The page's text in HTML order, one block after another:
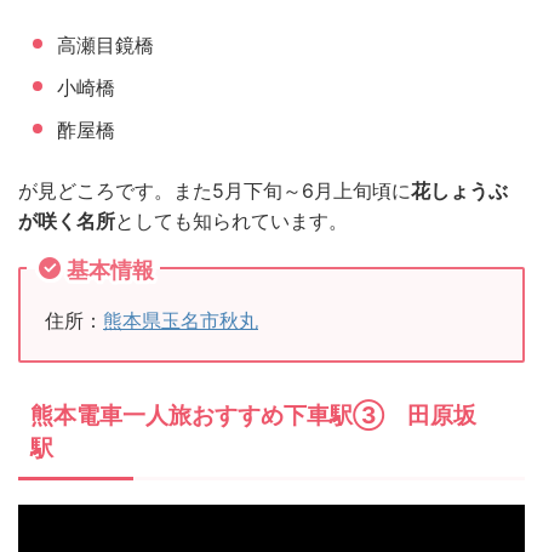
高瀬目鏡橋
小崎橋
酢屋橋
が見どころです。また5月下旬～6月上旬頃に花しょうぶ
が咲く名所としても知られています。
基本情報
住所： 熊本県玉名市秋丸
熊本電車一人旅おすすめ下車駅③ 田原坂
駅